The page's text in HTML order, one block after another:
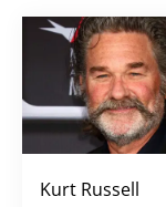
Kurt Russell